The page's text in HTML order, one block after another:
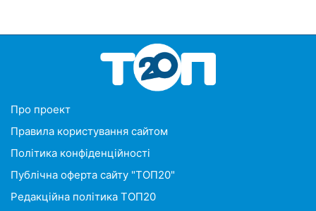
Про проект
Правила користування сайтом
Політика конфіденційності
Публічна оферта сайту "ТОП20"
Редакційна політика ТОП20